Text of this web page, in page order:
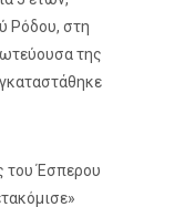
Ρόδου, στη
της
του Έσπερου